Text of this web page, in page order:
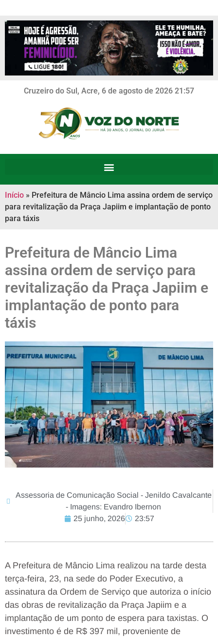
Cruzeiro do Sul, Acre, 6 de agosto de 2026 21:57
Início » Prefeitura de Mâncio Lima assina ordem de serviço
para revitalização da Praça Japiim e implantação de ponto
para táxis
Prefeitura de Mâncio Lima
assina ordem de serviço para
revitalização da Praça Japiim e
implantação de ponto para
táxis
Assessoria de Comunicação Social - Jenildo Cavalcante
- Imagens: Evandro Ibernon
25 junho, 2026
23:57
A Prefeitura de Mâncio Lima realizou na tarde desta
terça-feira, 23, na sede do Poder Executivo, a
assinatura da Ordem de Serviço que autoriza o início
das obras de revitalização da Praça Japiim e a
implantação de um ponto de espera para taxistas. O
investimento é de R$ 397 mil, proveniente de